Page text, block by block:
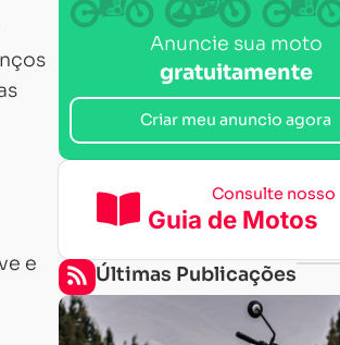
e
Anuncie sua moto
gratuitamente
Criar meu anuncio agora
Consulte nosso
Guia de Motos
Últimas Publicações